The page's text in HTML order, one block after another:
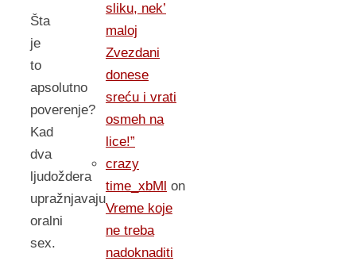
Šta
je
to
apsolutno
poverenje?
Kad
dva
ljudoždera
upražnjavaju
oralni
sex.
sliku, nek’
maloj
Zvezdani
donese
sreću i vrati
osmeh na
lice!”
crazy
time_xbMl on
Vreme koje
ne treba
nadoknaditi